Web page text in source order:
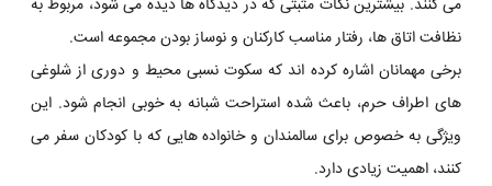
می کنند. بیشترین نکات مثبتی که در دیدگاه ها دیده می شود، مربوط به
نظافت اتاق ها، رفتار مناسب کارکنان و نوساز بودن مجموعه است.
برخی مهمانان اشاره کرده اند که سکوت نسبی محیط و دوری از شلوغی
های اطراف حرم، باعث شده استراحت شبانه به خوبی انجام شود. این
ویژگی به خصوص برای سالمندان و خانواده هایی که با کودکان سفر می
کنند، اهمیت زیادی دارد.